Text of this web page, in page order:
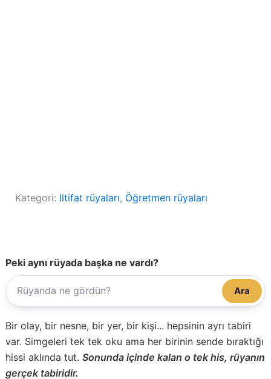
Kategori: Iltifat rüyaları, Öğretmen rüyaları
Peki aynı rüyada başka ne vardı?
Ara
Bir olay, bir nesne, bir yer, bir kişi... hepsinin ayrı tabiri
var. Simgeleri tek tek oku ama her birinin sende bıraktığı
hissi aklında tut. Sonunda içinde kalan o tek his, rüyanın
gerçek tabiridir.